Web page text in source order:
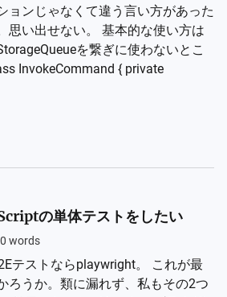
ョンじゃなくて違う言い方があった
思い出せない。 基本的な使い方は
を繋ぎに使わないとこ
InvokeCommand { private
の単体テストをしたい
words
テストならplaywright。 これが最
ろうか。類に漏れず、私もその2つ